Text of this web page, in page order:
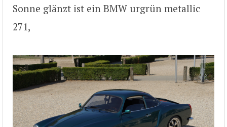
Sonne glänzt ist ein BMW urgrün metallic
271,